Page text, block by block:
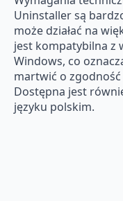
Uninstaller są
może działać na
jest kompatybilna z
Windows, co
martwić o
Dostępna jest
języku polskim.